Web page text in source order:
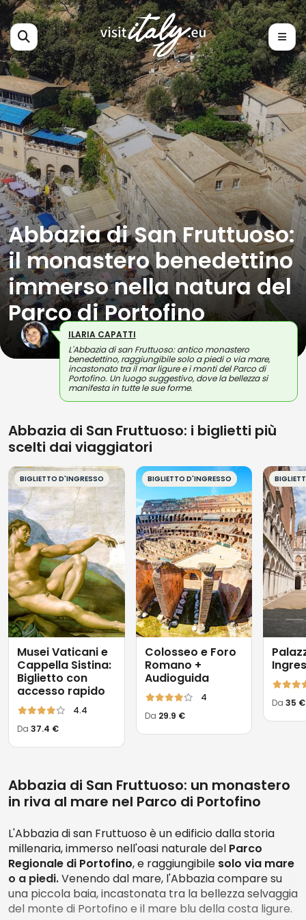
Abbazia di San Fruttuoso:
il monastero benedettino
immerso nella natura del
Parco di Portofino
ILARIA CAPATTI
L'Abbazia di san Fruttuoso: antico monastero
benedettino, raggiungibile solo a piedi o via mare,
incastonato tra il mar ligure e i monti del Parco di
Portofino. Un luogo suggestivo, dove la bellezza si
manifesta in tutte le sue forme.
Abbazia di San Fruttuoso: i biglietti più
scelti dai viaggiatori
BIGLIETTO D'INGRESSO
Musei Vaticani e
Cappella Sistina:
Biglietto con
accesso rapido
4.4
Da 37.4 €
BIGLIETTO D'INGRESSO
Colosseo e Foro
Romano +
Audioguida
4
Da 29.9 €
Da35 €
Abbazia di San Fruttuoso: un monastero
in riva al mare nel Parco di Portofino
L'Abbazia di san Fruttuoso è un edificio dalla storia
millenaria, immerso nell'oasi naturale del Parco
Regionale di Portofino, e raggiungibile solo via mare
o a piedi.Venendo dal mare, l'Abbazia compare su
una piccola baia, incastonata tra la bellezza selvaggia
del monte di Portofino e il mare blu della costa ligure.